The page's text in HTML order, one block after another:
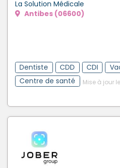
La Solution Médicale
Antibes (06600)
Dentiste CDD CDI
Centre de santé
Mise à jour